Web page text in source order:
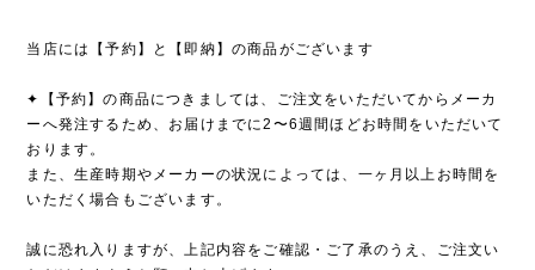
当店には【予約】と【即納】の商品がございます
✦【予約】の商品につきましては、ご注文をいただいてからメーカ
ーへ発注するため、お届けまでに2〜6週間ほどお時間をいただいて
おります。
また、生産時期やメーカーの状況によっては、一ヶ月以上お時間を
いただく場合もございます。
誠に恐れ入りますが、上記内容をご確認・ご了承のうえ、ご注文い